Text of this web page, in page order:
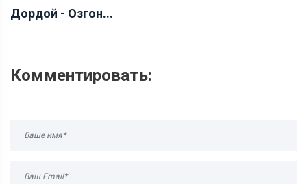
Дордой - Озгон...
Комментировать: